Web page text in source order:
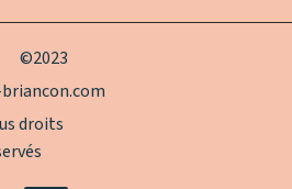
©2023
droits